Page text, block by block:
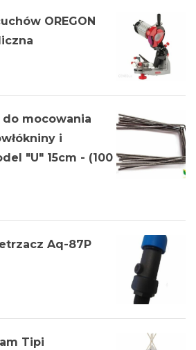
OREGON
mocowania
i
"U" 15cm - (100
Aq-87P
Tipi